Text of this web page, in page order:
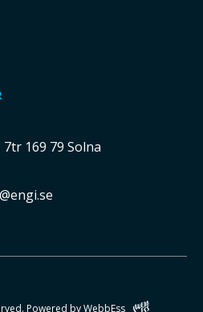
169 79 Solna
Powered by WebbEss